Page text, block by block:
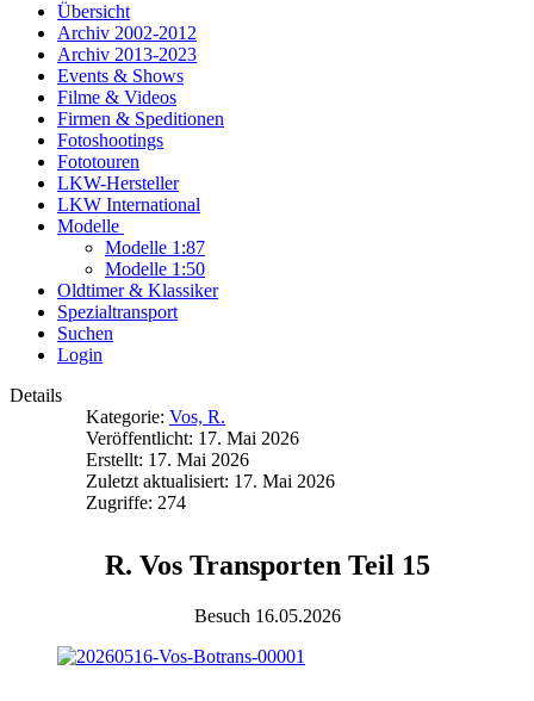
Übersicht
Archiv 2002-2012
Archiv 2013-2023
Events & Shows
Filme & Videos
Firmen & Speditionen
Fotoshootings
Fototouren
LKW-Hersteller
LKW International
Modelle
Modelle 1:87
Modelle 1:50
Oldtimer & Klassiker
Spezialtransport
Suchen
Login
Details
Kategorie: Vos, R.
Veröffentlicht: 17. Mai 2026
Erstellt: 17. Mai 2026
Zuletzt aktualisiert: 17. Mai 2026
Zugriffe: 274
R. Vos Transporten Teil 15
Besuch 16.05.2026